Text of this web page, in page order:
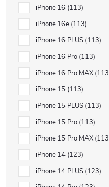
iPhone 16 113
iPhone 16e 113
iPhone 16 PLUS 113
iPhone 16 Pro 113
iPhone 16 Pro MAX 113
iPhone 15 113
iPhone 15 PLUS 113
iPhone 15 Pro 113
iPhone 15 Pro MAX 113
iPhone 14 123
iPhone 14 PLUS 123